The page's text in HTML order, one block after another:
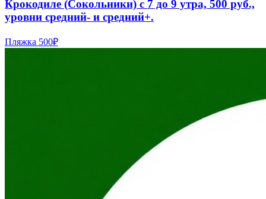
Крокодиле (Сокольники) с 7 до 9 утра, 500 руб.,
уровни средний- и средний+.
Пляжка 500₽